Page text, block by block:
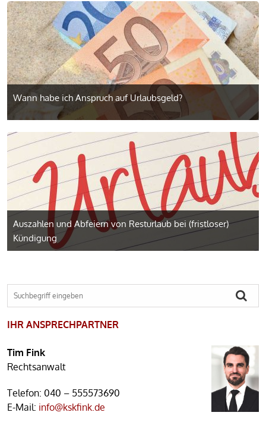
Wann habe ich Anspruch auf Urlaubsgeld?
Auszahlen und Abfeiern von Resturlaub bei (fristloser)
Kündigung
IHR ANSPRECHPARTNER
Tim Fink
Rechtsanwalt
Telefon: 040 – 555573690
E-Mail: info@kskfink.de